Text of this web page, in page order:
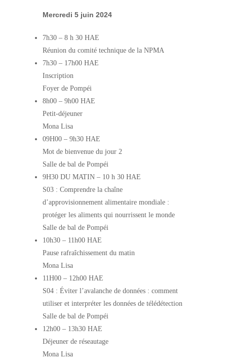
Mercredi 5 juin 2024
7h30 – 8 h 30 HAE
Réunion du comité technique de la NPMA
7h30 – 17h00 HAE
Inscription
Foyer de Pompéi
8h00 – 9h00 HAE
Petit-déjeuner
Mona Lisa
09H00 – 9h30 HAE
Mot de bienvenue du jour 2
Salle de bal de Pompéi
9H30 DU MATIN – 10 h 30 HAE
S03 : Comprendre la chaîne
d’approvisionnement alimentaire mondiale :
protéger les aliments qui nourrissent le monde
Salle de bal de Pompéi
10h30 – 11h00 HAE
Pause rafraîchissement du matin
Mona Lisa
11H00 – 12h00 HAE
S04 : Éviter l’avalanche de données : comment
utiliser et interpréter les données de télédétection
Salle de bal de Pompéi
12h00 – 13h30 HAE
Déjeuner de réseautage
Mona Lisa